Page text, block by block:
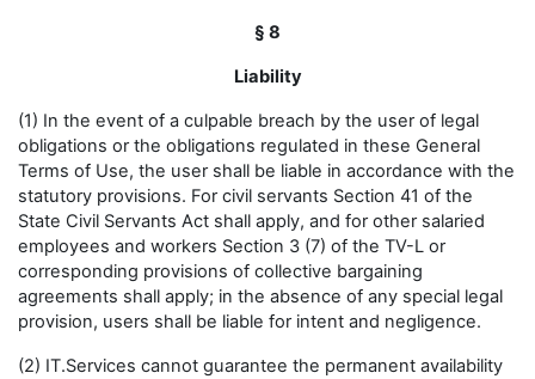
§ 8
Liability
(1) In the event of a culpable breach by the user of legal
obligations or the obligations regulated in these General
Terms of Use, the user shall be liable in accordance with the
statutory provisions. For civil servants Section 41 of the
State Civil Servants Act shall apply, and for other salaried
employees and workers Section 3 (7) of the TV-L or
corresponding provisions of collective bargaining
agreements shall apply; in the absence of any special legal
provision, users shall be liable for intent and negligence.
(2) IT.Services cannot guarantee the permanent availability